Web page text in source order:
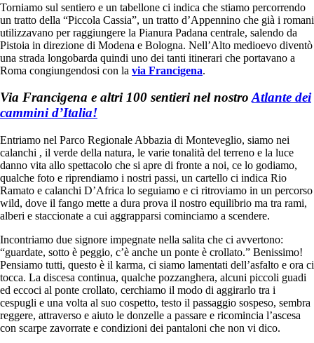
Torniamo sul sentiero e un tabellone ci indica che stiamo percorrendo
un tratto della “Piccola Cassia”, un tratto d’Appennino che già i romani
utilizzavano per raggiungere la Pianura Padana centrale, salendo da
Pistoia in direzione di Modena e Bologna. Nell’Alto medioevo diventò
una strada longobarda quindi uno dei tanti itinerari che portavano a
Roma congiungendosi con la via Francigena.
Via Francigena e altri 100 sentieri nel nostroAtlante dei
cammini d’Italia!
Entriamo nel Parco Regionale Abbazia di Monteveglio, siamo nei
calanchi , il verde della natura, le varie tonalità del terreno e la luce
danno vita allo spettacolo che si apre di fronte a noi, ce lo godiamo,
qualche foto e riprendiamo i nostri passi, un cartello ci indica Rio
Ramato e calanchi D’Africa lo seguiamo e ci ritroviamo in un percorso
wild, dove il fango mette a dura prova il nostro equilibrio ma tra rami,
alberi e staccionate a cui aggrapparsi cominciamo a scendere.
Incontriamo due signore impegnate nella salita che ci avvertono:
“guardate, sotto è peggio, c’è anche un ponte è crollato.” Benissimo!
Pensiamo tutti, questo è il karma, ci siamo lamentati dell’asfalto e ora ci
tocca. La discesa continua, qualche pozzanghera, alcuni piccoli guadi
ed eccoci al ponte crollato, cerchiamo il modo di aggirarlo tra i
cespugli e una volta al suo cospetto, testo il passaggio sospeso, sembra
reggere, attraverso e aiuto le donzelle a passare e ricomincia l’ascesa
con scarpe zavorrate e condizioni dei pantaloni che non vi dico.